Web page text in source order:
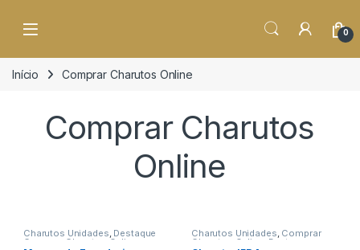
0
Início Comprar Charutos Online
Comprar Charutos
Online
Charutos Unidades, Destaque
Comprar Charutos Online
Charutos Unidades, Comprar
Charutos Online Destaques